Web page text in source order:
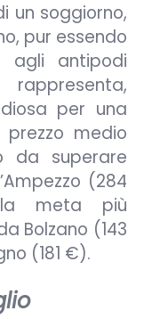
un soggiorno,
pur essendo
agli antipodi
per una
medio
superare
(284
meta più
Bolzano (143
(181 €).